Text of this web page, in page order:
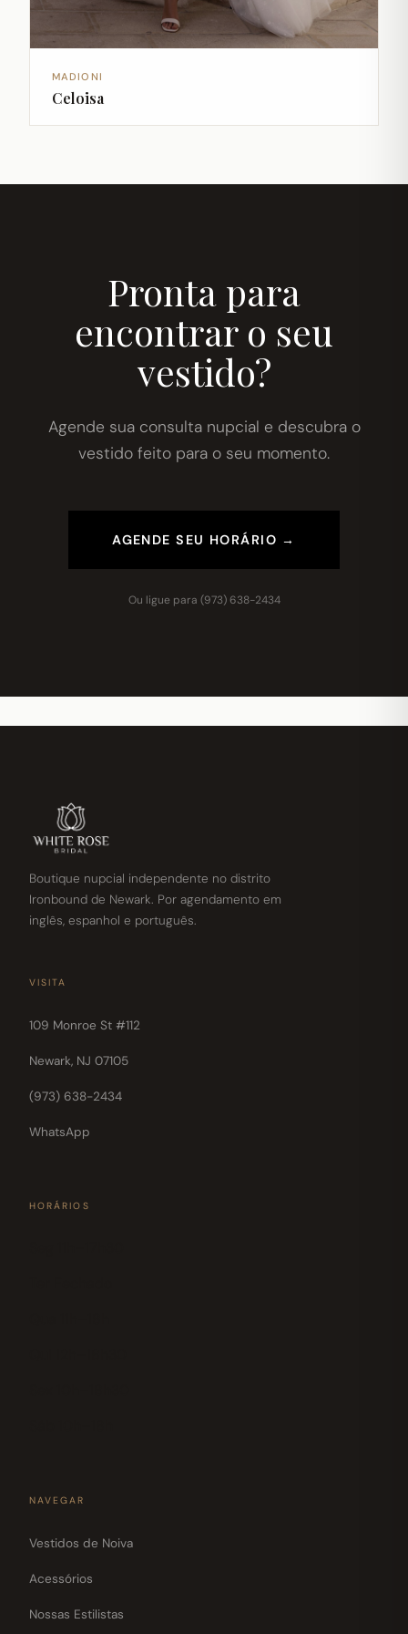
MADIONI
Celoisa
Pronta para
encontrar o seu
vestido?
Agende sua consulta nupcial e descubra o
vestido feito para o seu momento.
AGENDE SEU HORÁRIO →
Ou ligue para (973) 638-2434
Boutique nupcial independente no distrito
Ironbound de Newark. Por agendamento em
inglês, espanhol e português.
VISITA
109 Monroe St #112
Newark, NJ 07105
(973) 638-2434
WhatsApp
HORÁRIOS
NAVEGAR
Vestidos de Noiva
Acessórios
Nossas Estilistas